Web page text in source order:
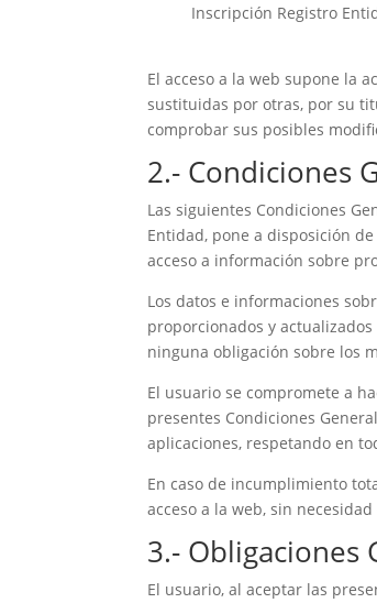
Inscripción Registro
El acceso a la web supone la
sustituidas por otras, por su
comprobar sus posibles
2.- Condiciones
Las siguientes Condiciones
Entidad, pone a disposición
acceso a información sobre
Los datos e informaciones
proporcionados y
ninguna obligación sobre los
El usuario se compromete a
presentes Condiciones
aplicaciones, respetando en
En caso de incumplimiento
acceso a la web, sin
3.- Obligaciones
El usuario, al aceptar las